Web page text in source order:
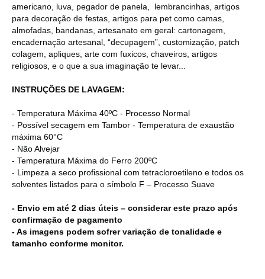
americano, luva, pegador de panela, lembrancinhas, artigos
para decoração de festas, artigos para pet como camas,
almofadas, bandanas, artesanato em geral: cartonagem,
encadernação artesanal, “decupagem”, customização, patch
colagem, apliques, arte com fuxicos, chaveiros, artigos
religiosos, e o que a sua imaginação te levar...
INSTRUÇÕES DE LAVAGEM:
- Temperatura Máxima 40ºC - Processo Normal
- Possível secagem em Tambor - Temperatura de exaustão
máxima 60°C
- Não Alvejar
- Temperatura Máxima do Ferro 200ºC
- Limpeza a seco profissional com tetracloroetileno e todos os
solventes listados para o símbolo F – Processo Suave
- Envio em até 2 dias úteis – considerar este prazo após
confirmação de pagamento
- As imagens podem sofrer variação de tonalidade e
tamanho conforme monitor.